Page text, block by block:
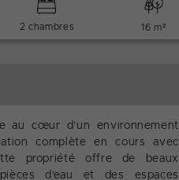
2 chambres 16 m²
au cœur d’un environnement
complète en cours avec
propriété offre de beaux
d’eau et des espaces